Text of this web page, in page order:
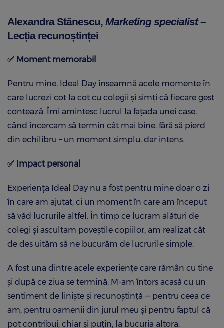
Alexandra Stănescu, Marketing specialist–
Lecția recunoștinței
✅ Moment memorabil
Pentru mine, Ideal Day înseamnă acele momente în
care lucrezi cot la cot cu colegii și simți că fiecare gest
contează. Îmi amintesc lucrul la fațada unei case,
când încercam să termin cât mai bine, fără să pierd
din echilibru – un moment simplu, dar intens.
✅ Impact personal
Experiența Ideal Day nu a fost pentru mine doar o zi
în care am ajutat, ci un moment în care am început
să văd lucrurile altfel. În timp ce lucram alături de
colegi și ascultam poveștile copiilor, am realizat cât
de des uităm să ne bucurăm de lucrurile simple.
A fost una dintre acele experiențe care rămân cu tine
și după ce ziua se termină. M-am întors acasă cu un
sentiment de liniște și recunoștință — pentru ceea ce
am, pentru oamenii din jurul meu și pentru faptul că
pot contribui, chiar și puțin, la bucuria altora.